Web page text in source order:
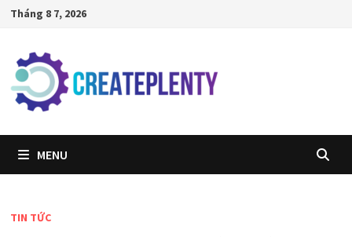
Skip
content
Tháng 8 7, 2026
MENU
TIN TỨC